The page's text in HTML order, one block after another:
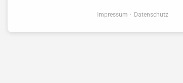
Impressum Datenschutz